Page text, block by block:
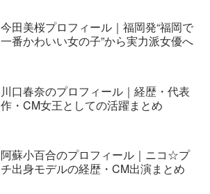
今田美桜プロフィール｜福岡発“福岡で
一番かわいい女の子”から実力派女優へ
川口春奈のプロフィール｜経歴・代表
作・CM女王としての活躍まとめ
阿蘇小百合のプロフィール｜ニコ☆プ
チ出身モデルの経歴・CM出演まとめ